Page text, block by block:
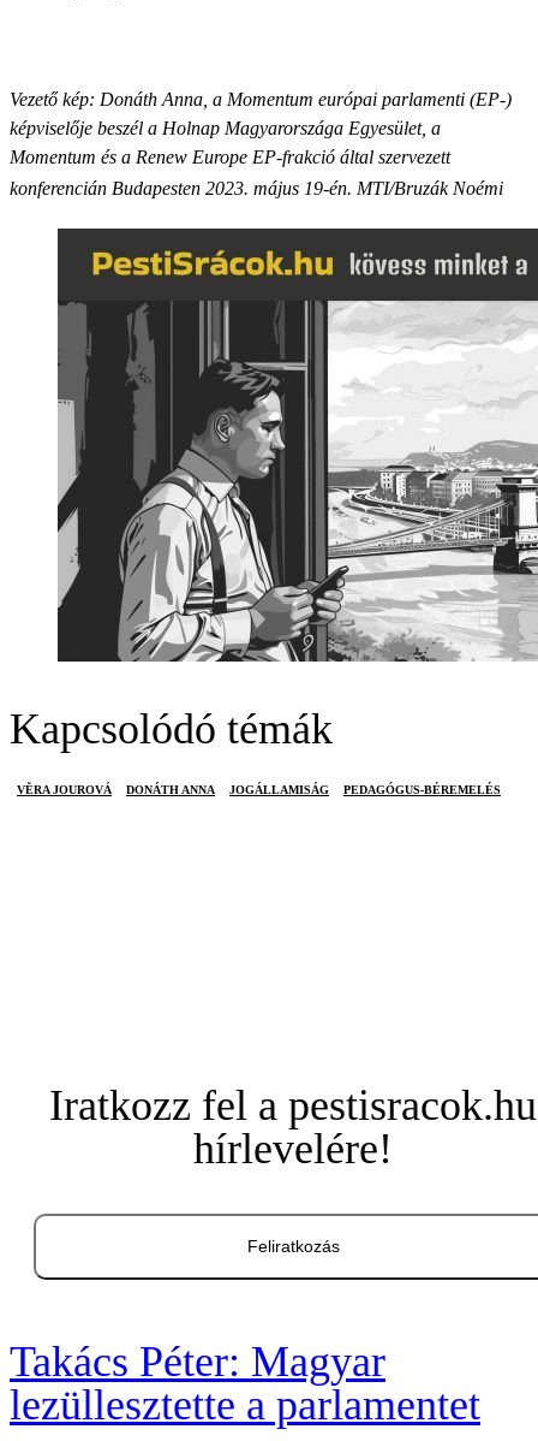
Vezető kép: Donáth Anna, a Momentum európai parlamenti (EP-)
képviselője beszél a Holnap Magyarországa Egyesület, a
Momentum és a Renew Europe EP-frakció által szervezett
konferencián Budapesten 2023. május 19-én. MTI/Bruzák Noémi
Kapcsolódó témák
VĚRA JOUROVÁ DONÁTH ANNA JOGÁLLAMISÁG PEDAGÓGUS-BÉREMELÉS
Iratkozz fel a pestisracok.hu
hírlevelére!
Feliratkozás
Takács Péter: Magyar
lezüllesztette a parlamentet